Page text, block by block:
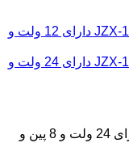
رله NHG مدل JQX-13F 2CbDC24V1 دارای 24 ولت و 8 پین و